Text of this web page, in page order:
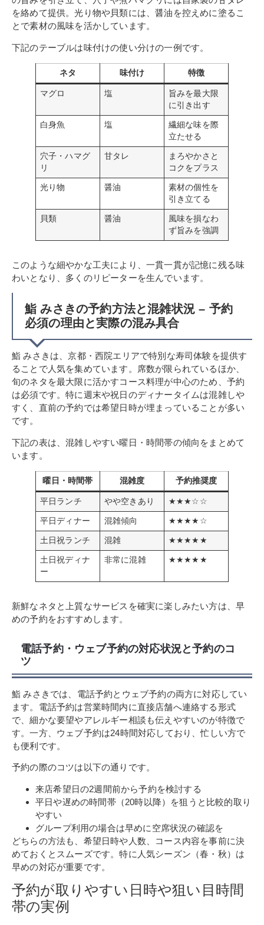
を絡めて提供。光り物や貝類には、醤油を控えめに塗るこ
とで素材の風味を活かしています。
下記のテーブルは味付けの使い分けの一例です。
ネタ 味付け 特徴
マグロ 塩
旨みを最大限
に引き出す
白身魚 塩
繊細な味を際
立たせる
穴子・ハマグ
リ
甘タレ
まろやかさと
コクをプラス
光り物 醤油
素材の個性を
引き立てる
貝類 醤油
風味を損なわ
ず旨みを強調
このような細やかな工夫により、一貫一貫が記憶に残る味
わいとなり、多くのリピーターを生んでいます。
鮨 みさきの予約方法と混雑状況 – 予約
必須の理由と実際の混み具合
鮨 みさきは、京都・西院エリアで特別な寿司体験を提供す
ることで人気を集めています。席数が限られているほか、
旬のネタを最大限に活かすコース料理が中心のため、予約
は必須です。特に週末や祝日のディナータイムは混雑しや
すく、直前の予約では希望日時が埋まっていることが多い
です。
下記の表は、混雑しやすい曜日・時間帯の傾向をまとめて
います。
曜日・時間帯 混雑度 予約推奨度
平日ランチ やや空きあり ★★★☆☆
平日ディナー 混雑傾向 ★★★★☆
土日祝ランチ 混雑 ★★★★★
土日祝ディナ
ー
非常に混雑 ★★★★★
新鮮なネタと上質なサービスを確実に楽しみたい方は、早
めの予約をおすすめします。
電話予約・ウェブ予約の対応状況と予約のコ
ツ
鮨 みさきでは、電話予約とウェブ予約の両方に対応してい
ます。電話予約は営業時間内に直接店舗へ連絡する形式
で、細かな要望やアレルギー相談も伝えやすいのが特徴で
す。一方、ウェブ予約は24時間対応しており、忙しい方で
も便利です。
予約の際のコツは以下の通りです。
来店希望日の2週間前から予約を検討する
平日や遅めの時間帯（20時以降）を狙うと比較的取り
やすい
グループ利用の場合は早めに空席状況の確認を
どちらの方法も、希望日時や人数、コース内容を事前に決
めておくとスムーズです。特に人気シーズン（春・秋）は
早めの対応が重要です。
予約が取りやすい日時や狙い目時間
帯の実例